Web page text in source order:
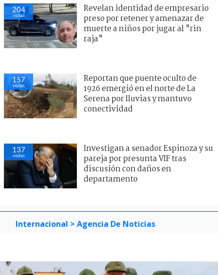
204
visitas
Revelan identidad de empresario
preso por retener y amenazar de
muerte a niños por jugar al "rin
raja"
157
visitas
Reportan que puente oculto de
1926 emergió en el norte de La
Serena por lluvias y mantuvo
conectividad
137
visitas
Investigan a senador Espinoza y su
pareja por presunta VIF tras
discusión con daños en
departamento
Internacional > Agencia De Noticias